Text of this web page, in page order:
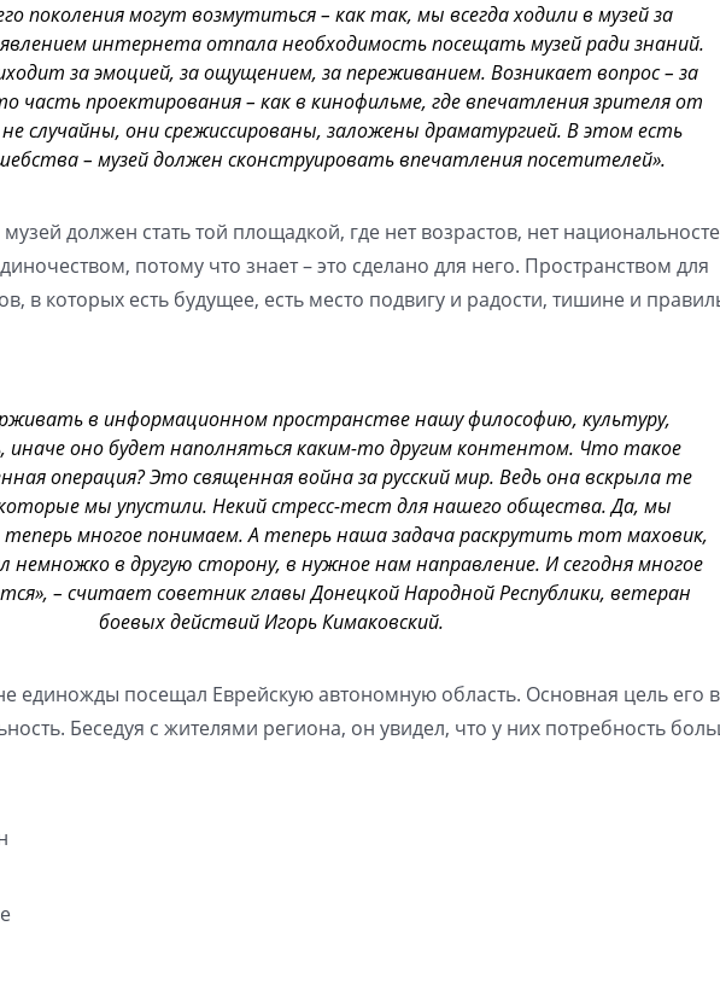
поколения могут возмутиться – как так, мы всегда ходили в музей за
интернета отпала необходимость посещать музей ради знаний.
за эмоцией, за ощущением, за переживанием. Возникает вопрос – за
часть проектирования – как в кинофильме, где впечатления зрителя от
случайны, они срежиссированы, заложены драматургией. В этом есть
– музей должен сконструировать впечатления посетителей».
должен стать той площадкой, где нет возрастов, нет
потому что знает – это сделано для него. Пространством для
в которых есть будущее, есть место подвигу и радости, тишине и
в информационном пространстве нашу философию, культуру,
иначе оно будет наполняться каким-то другим контентом. Что такое
операция? Это священная война за русский мир. Ведь она вскрыла те
мы упустили. Некий стресс-тест для нашего общества. Да, мы
теперь многое понимаем. А теперь наша задача раскрутить тот маховик,
в другую сторону, в нужное нам направление. И сегодня многое
– считает советник главы Донецкой Народной Республики, ветеран
боевых действий Игорь Кимаковский.
единожды посещал Еврейскую автономную область. Основная цель его
Беседуя с жителями региона, он увидел, что у них потребность